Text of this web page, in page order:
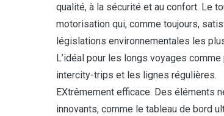
qualité, à la sécurité et au confort. Le
motorisation qui, comme toujours,
législations environnementales les
L’idéal pour les longs voyages comme
intercity-trips et les lignes régulières.
EXtrêmement efficace. Des éléments
innovants, comme le tableau de bord